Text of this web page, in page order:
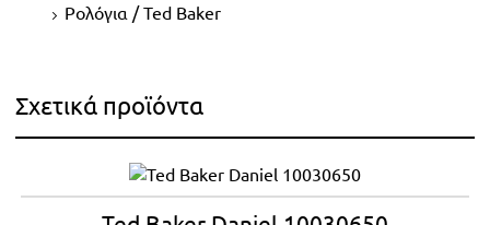
Ρολόγια / Ted Baker
Σχετικά προϊόντα